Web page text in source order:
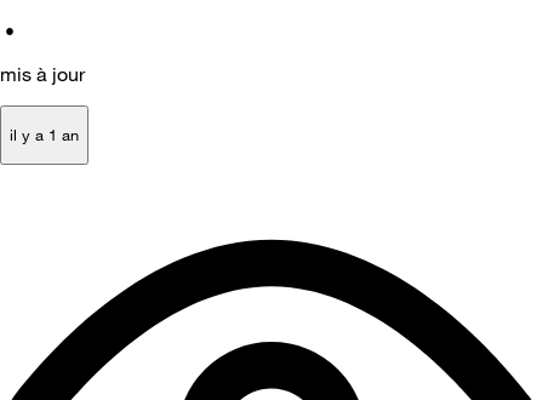
•
mis à jour
il y a 1 an